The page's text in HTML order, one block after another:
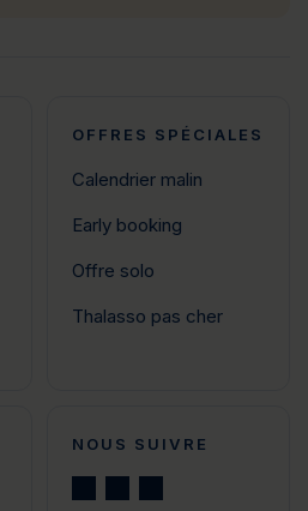
OFFRES SPÉCIALES
Calendrier malin
Early booking
Offre solo
Thalasso pas cher
NOUS SUIVRE